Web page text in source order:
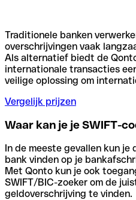
Traditionele banken
overschrijvingen vaak
Als alternatief biedt de
internationale transacties
veilige oplossing om
Vergelijk prijzen
Waar kan je je SWIFT-
In de meeste gevallen kun je
bank vinden op je
Met Qonto kun je ook
SWIFT/BIC-zoeker om de
geldoverschrijving te vinden.